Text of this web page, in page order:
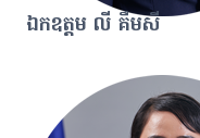
ឯកឧត្តម លី គឹមសី